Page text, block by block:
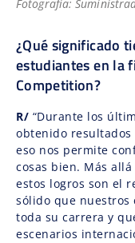
Fotografía:
¿Qué significado
estudiantes en la
Competition?
R/ “Durante los
obtenido
eso nos permite
cosas bien. Más
estos logros son el
sólido que nuestros
toda su carrera y
escenarios